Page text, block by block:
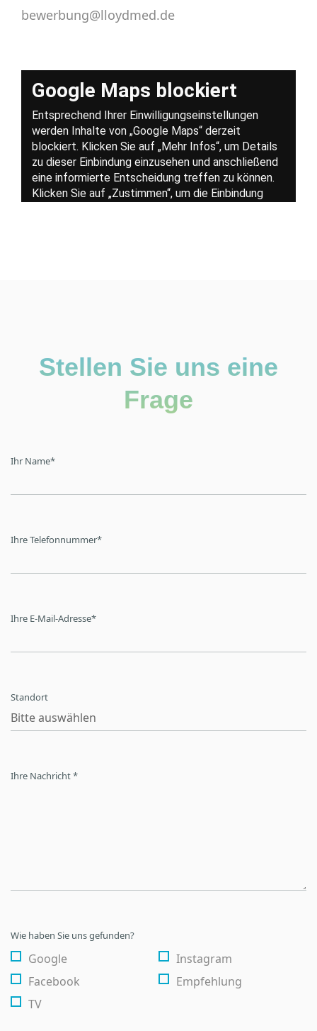
bewerbung@lloydmed.de
Stellen Sie uns eine
Frage
Ihr Name*
Ihre Telefonnummer*
Ihre E-Mail-Adresse*
Standort
Ihre Nachricht *
Wie haben Sie uns gefunden?
Google
Instagram
Facebook
Empfehlung
TV